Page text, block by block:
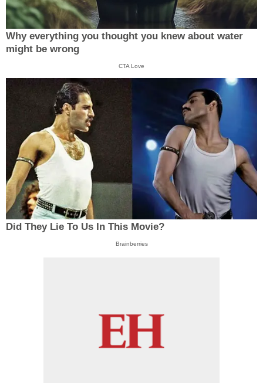
Why everything you thought you knew about water
might be wrong
CTA Love
Did They Lie To Us In This Movie?
Brainberries